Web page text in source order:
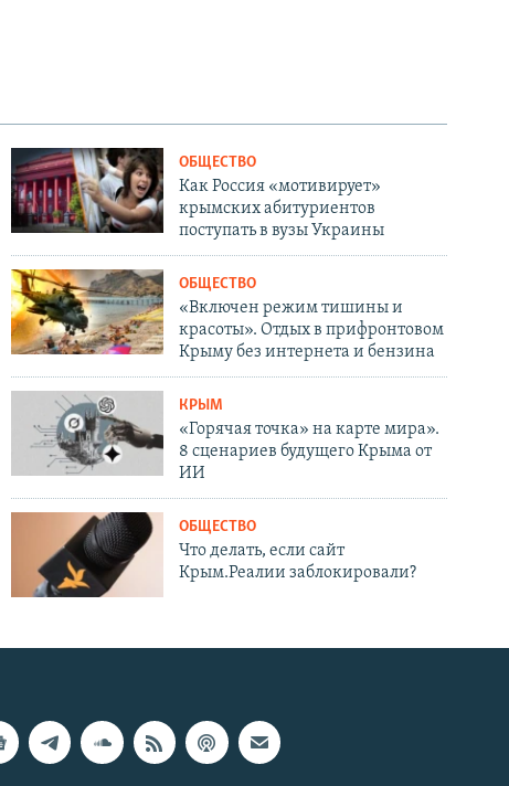
ОБЩЕСТВО
Как Россия «мотивирует»
крымских абитуриентов
поступать в вузы Украины
ОБЩЕСТВО
«Включен режим тишины и
красоты». Отдых в прифронтовом
Крыму без интернета и бензина
КРЫМ
«Горячая точка» на карте мира».
8 сценариев будущего Крыма от
ИИ
ОБЩЕСТВО
Что делать, если сайт
Крым.Реалии заблокировали?